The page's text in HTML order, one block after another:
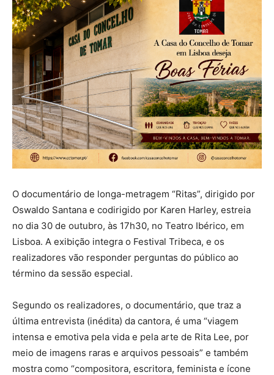
O documentário de longa-metragem “Ritas”, dirigido por
Oswaldo Santana e codirigido por Karen Harley, estreia
no dia 30 de outubro, às 17h30, no Teatro Ibérico, em
Lisboa. A exibição integra o Festival Tribeca, e os
realizadores vão responder perguntas do público ao
término da sessão especial.
Segundo os realizadores, o documentário, que traz a
última entrevista (inédita) da cantora, é uma “viagem
intensa e emotiva pela vida e pela arte de Rita Lee, por
meio de imagens raras e arquivos pessoais” e também
mostra como “compositora, escritora, feminista e ícone